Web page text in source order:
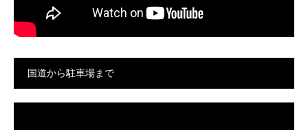
国道から駐車場まで